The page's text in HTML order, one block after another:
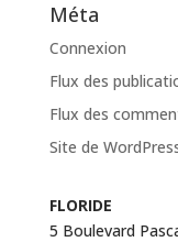
Méta
Connexion
Flux des
Flux des
Site de
FLORIDE
5 Boulevard